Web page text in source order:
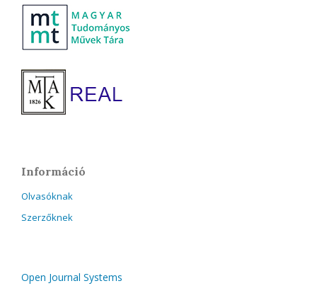
Információ
Olvasóknak
Szerzőknek
Open Journal Systems